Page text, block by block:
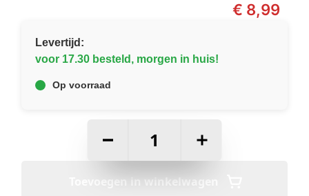
€ 8,99
Levertijd:
voor 17.30 besteld, morgen in huis!
Op voorraad
+
Toevoegen in winkelwagen